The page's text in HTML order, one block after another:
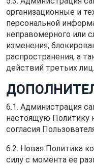
организационные и
персональной
неправомерного или
изменения,
распространения, а
действий третьих лиц.
6.1. Администрация
настоящую Политику
согласия
6.2. Новая Политика
силу с момента ее